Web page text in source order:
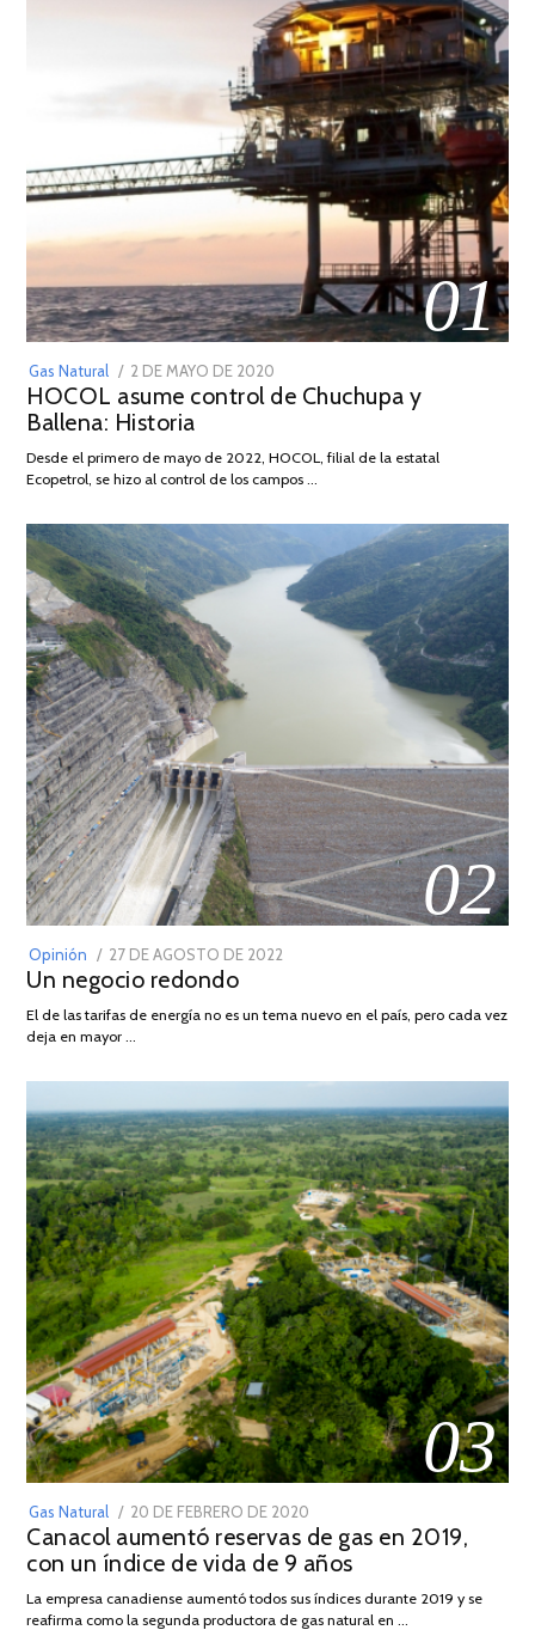
01
Gas Natural
POSTED
ON
2 DE MAYO DE 2020
DE
2026
HOCOL asume control de Chuchupa y
Ballena: Historia
Desde el primero de mayo de 2022, HOCOL, filial de la estatal
Ecopetrol, se hizo al control de los campos …
02
Opinión
POSTED
ON
27 DE AGOSTO DE 2022
DE
Un negocio redondo
El de las tarifas de energía no es un tema nuevo en el país, pero cada vez
deja en mayor …
03
Gas Natural
POSTED
ON
20 DE FEBRERO DE 2020
DE
JULIO
2025
Canacol aumentó reservas de gas en 2019,
con un índice de vida de 9 años
La empresa canadiense aumentó todos sus índices durante 2019 y se
reafirma como la segunda productora de gas natural en …